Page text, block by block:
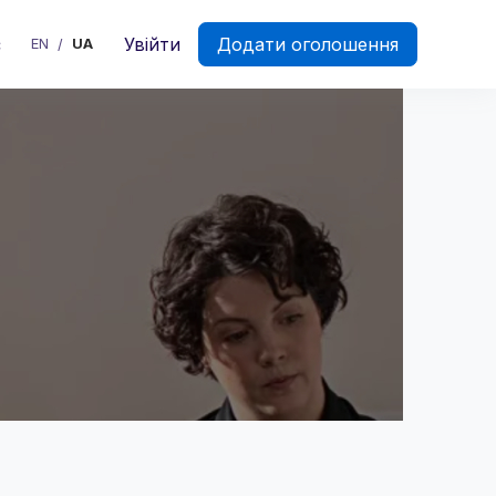
EN / UA Увійти Додати оголошення